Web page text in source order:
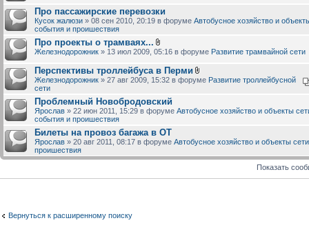
Про пассажирские перевозки
Кусок жалюзи » 08 сен 2010, 20:19 в форуме Автобусное хозяйство и
события и проишествия
Про проекты о трамваях...
Железнодорожник » 13 июл 2009, 05:16 в форуме Развитие трамвайной сети
Перспективы троллейбуса в Перми
Железнодорожник » 27 авг 2009, 15:32 в форуме Развитие троллейбусной
сети
Проблемный Новобродовский
Ярослав » 22 июн 2011, 15:29 в форуме Автобусное хозяйство и объекты
события и проишествия
Билеты на провоз багажа в ОТ
Ярослав » 20 авг 2011, 08:17 в форуме Автобусное хозяйство и объекты
проишествия
Показать
Вернуться к расширенному поиску